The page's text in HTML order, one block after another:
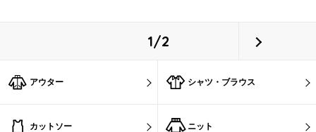
1/2
アウター シャツ・ブラウス
カットソー ニット